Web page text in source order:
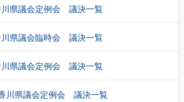
川県議会定例会 議決一覧
川県議会臨時会 議決一覧
川県議会定例会 議決一覧
川県議会定例会 議決一覧